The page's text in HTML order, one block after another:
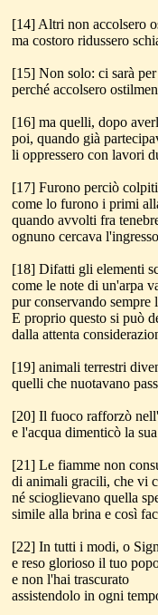
[14] Altri non accolsero
ma costoro ridussero
[15] Non solo: ci sarà
perché accolsero
[16] ma quelli, dopo
poi, quando già
li oppressero con lavori
[17] Furono perciò
come lo furono i primi
quando avvolti fra
ognuno cercava
[18] Difatti gli elementi
come le note di un'arpa
pur conservando sempre
E proprio questo si può
dalla attenta
[19] animali terrestri
quelli che nuotavano
[20] Il fuoco rafforzò
e l'acqua dimenticò la
[21] Le fiamme non
di animali gracili, che vi
né scioglievano quella
simile alla brina e così
[22] In tutti i modi, o
e reso glorioso il tuo
e non l'hai trascurato
assistendolo in ogni